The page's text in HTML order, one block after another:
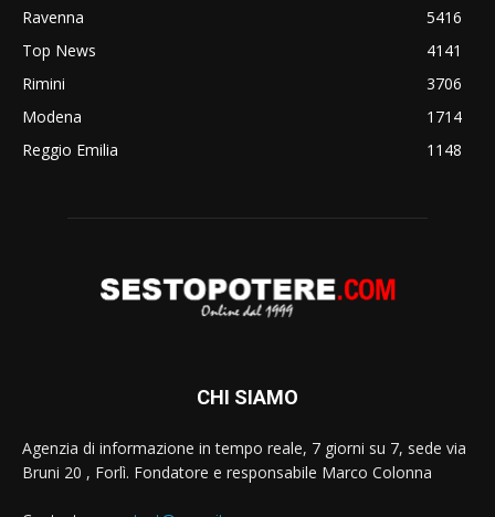
Ravenna
5416
Top News
4141
Rimini
3706
Modena
1714
Reggio Emilia
1148
CHI SIAMO
Agenzia di informazione in tempo reale, 7 giorni su 7, sede via
Bruni 20 , Forlì. Fondatore e responsabile Marco Colonna